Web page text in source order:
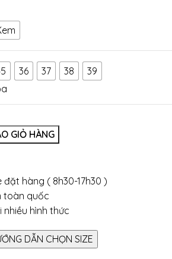
36 37 38
39
GIỎ HÀNG
đặt hàng ( 8h30-17h30 )
toàn quốc
hình thức
DẪN CHỌN SIZE